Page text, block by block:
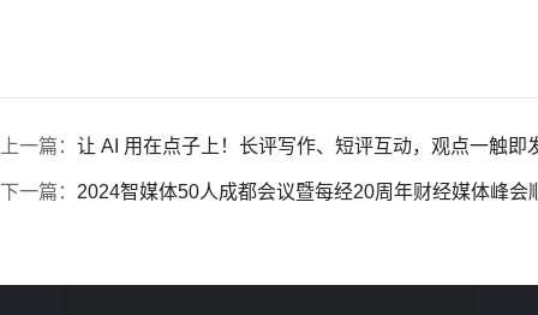
上一篇： 让 AI 用在点子上！长评写作、短评互动，观点一触即
下一篇： 2024智媒体50人成都会议暨每经20周年财经媒体峰会